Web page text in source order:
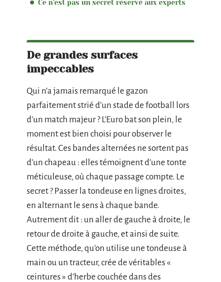
Ce n’est pas un secret réservé aux experts
De grandes surfaces
impeccables
Qui n’a jamais remarqué le gazon
parfaitement strié d’un stade de football lors
d’un match majeur ? L’Euro bat son plein, le
moment est bien choisi pour observer le
résultat. Ces bandes alternées ne sortent pas
d’un chapeau : elles témoignent d’une tonte
méticuleuse, où chaque passage compte. Le
secret ? Passer la tondeuse en lignes droites,
en alternant le sens à chaque bande.
Autrement dit : un aller de gauche à droite, le
retour de droite à gauche, et ainsi de suite.
Cette méthode, qu’on utilise une tondeuse à
main ou un tracteur, crée de véritables «
ceintures » d’herbe couchée dans des